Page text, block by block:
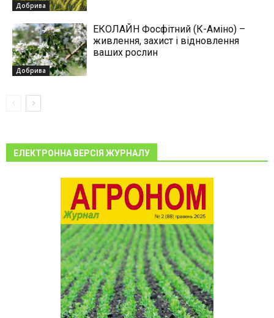
Добрива
Добрива
ЕКОЛАЙН Фосфітний (К-Аміно) –
живлення, захист і відновлення
ваших рослин
ЕЛЕКТРОННА ВЕРСІЯ ЖУРНАЛУ